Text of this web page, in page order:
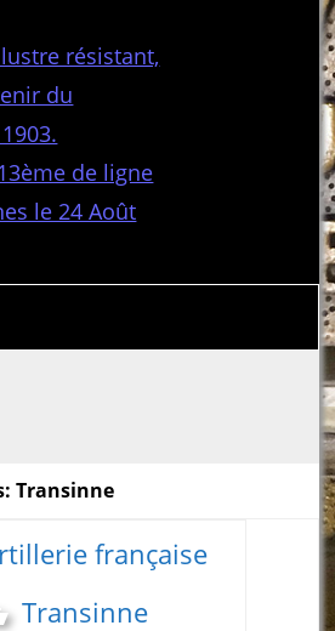
résistant,
du
de ligne
le 24 Août
Transinne
française
Transinne